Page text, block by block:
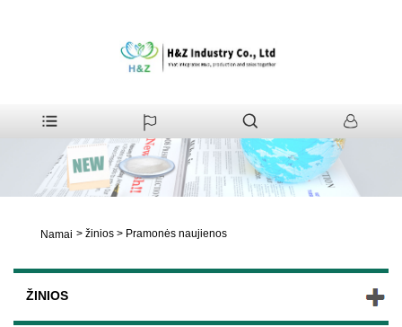
Namai > žinios > Pramonės naujienos
ŽINIOS